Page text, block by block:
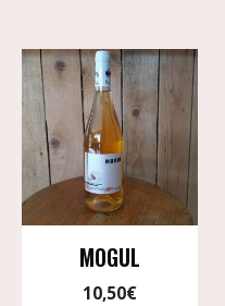
MOGUL
10,50€